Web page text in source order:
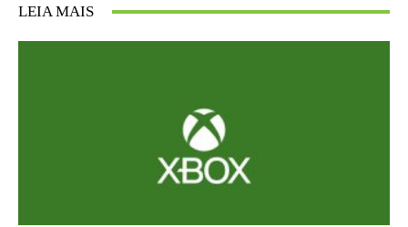
LEIA MAIS